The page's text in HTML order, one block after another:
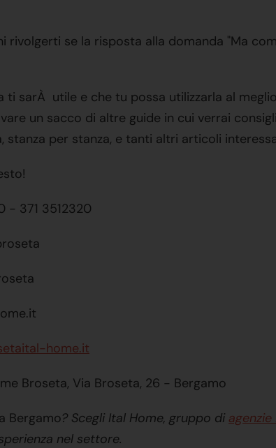
rivolgerti se la risposta alla domanda "Ma
ti sarÀ utile e che tu possa utilizzarla al
un sacco di altre guide in cui verrai
stanza per stanza, e tanti altri articoli
- 371 3512320
home.it
Broseta, Via Broseta, 26 - Bergamo
Bergamo? Scegli Ital Home, gruppo di
nel settore.